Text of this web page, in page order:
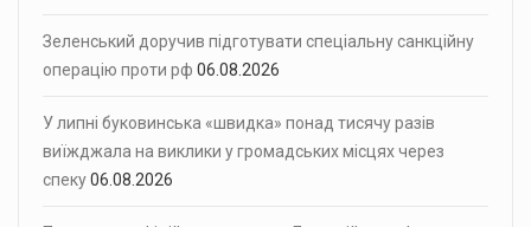
Зеленський доручив підготувати спеціальну санкційну
операцію проти рф 06.08.2026
У липні буковинська «швидка» понад тисячу разів
виїжджала на виклики у громадських місцях через
спеку06.08.2026